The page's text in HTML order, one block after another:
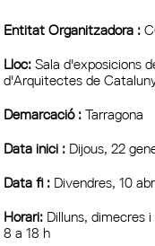
Entitat Organitzadora :
Lloc:Sala d'exposicions
d'Arquitectes de
Demarcació :Tarragona
Data inici : Dijous, 22
Data fi : Divendres, 10
Horari: Dilluns, dimecres
8 a 18 h